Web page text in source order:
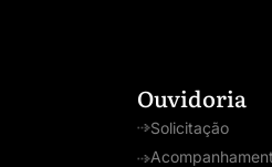
Ouvidoria
Solicitação